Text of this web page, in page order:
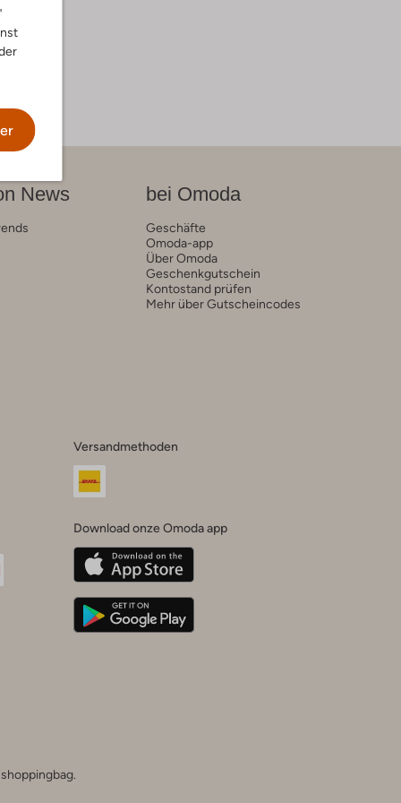
News bei Omoda
Geschäfte
Omoda-app
Über Omoda
Geschenkgutschein
Kontostand prüfen
Mehr über Gutscheincodes
Versandmethoden
Download onze Omoda app